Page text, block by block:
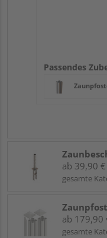
Passendes
ab 39,90
gesamte
ab 179,90
gesamte